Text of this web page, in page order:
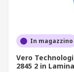
In magazzino
Vero
2845 2 in